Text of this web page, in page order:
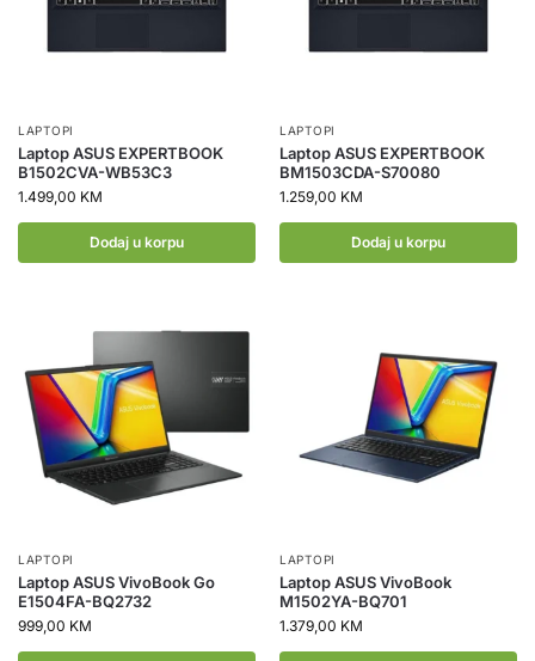
LAPTOPI
Laptop ASUS EXPERTBOOK
B1502CVA-WB53C3
1.499,00 KM
Dodaj u korpu
LAPTOPI
Laptop ASUS EXPERTBOOK
BM1503CDA-S70080
1.259,00 KM
Dodaj u korpu
LAPTOPI
Laptop ASUS VivoBook Go
E1504FA-BQ2732
999,00 KM
LAPTOPI
Laptop ASUS VivoBook
M1502YA-BQ701
1.379,00 KM